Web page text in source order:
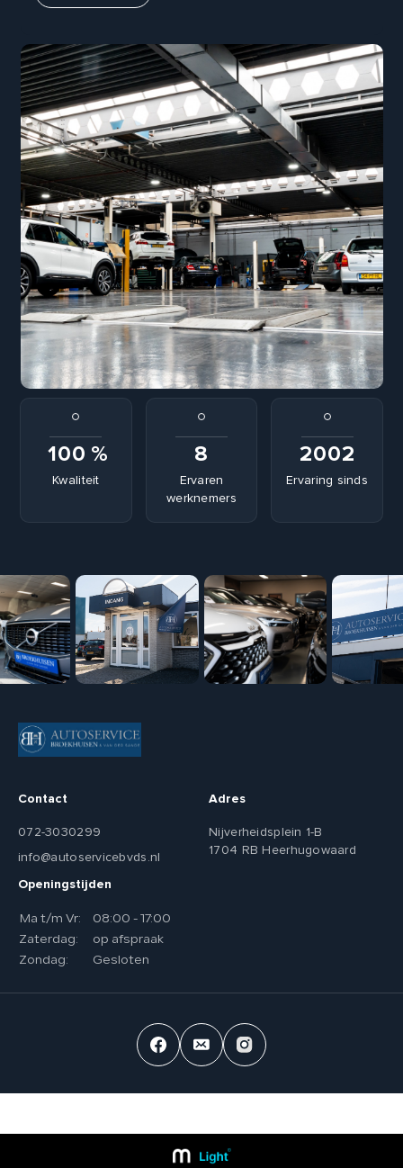
100 %
Kwaliteit
8
Ervaren
werknemers
2002
Ervaring sinds
Contact
072-3030299
info@autoservicebvds.nl
Adres
Nijverheidsplein 1-B
1704 RB Heerhugowaard
Openingstijden
Ma t/m Vr:
08:00 - 17:00
Zaterdag:
op afspraak
Zondag:
Gesloten